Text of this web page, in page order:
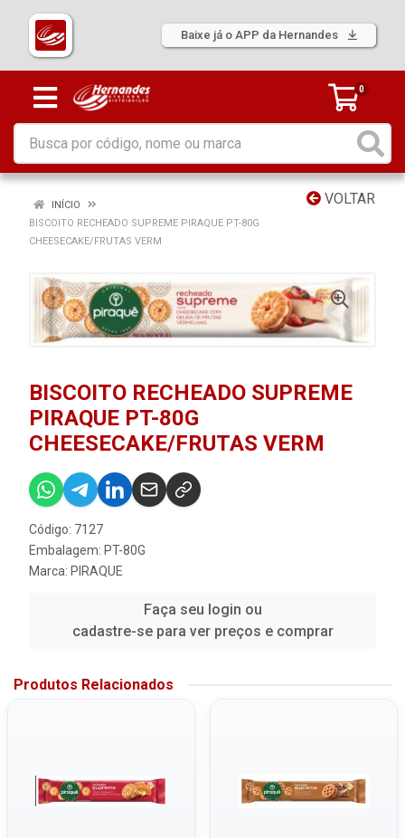
Baixe já o APP da Hernandes
0
VOLTAR
INÍCIO
BISCOITO RECHEADO SUPREME PIRAQUE PT-80G
CHEESECAKE/FRUTAS VERM
BISCOITO RECHEADO SUPREME
PIRAQUE PT-80G
CHEESECAKE/FRUTAS VERM
Código: 7127
Embalagem: PT-80G
Marca: PIRAQUE
Faça seu login ou
cadastre-se para ver preços e comprar
Produtos Relacionados